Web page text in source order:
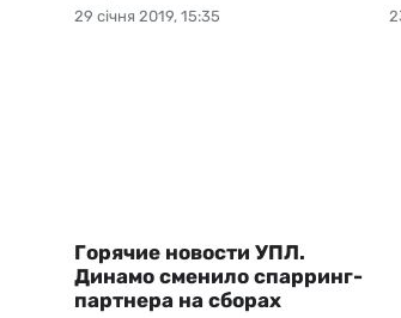
29 січня 2019, 15:35
Горячие новости УПЛ.
Динамо сменило спарринг-
партнера на сборах